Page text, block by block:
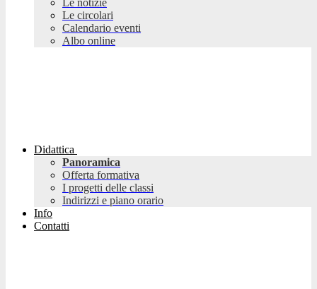
Le notizie
Le circolari
Calendario eventi
Albo online
Didattica
Panoramica
Offerta formativa
I progetti delle classi
Indirizzi e piano orario
Info
Contatti